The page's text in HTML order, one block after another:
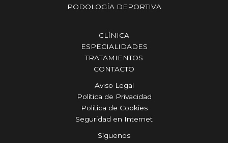
PODOLOGÍA DEPORTIVA
CLÍNICA
ESPECIALIDADES
TRATAMIENTOS
CONTACTO
Aviso Legal
Política de Privacidad
Política de Cookies
Seguridad en Internet
Síguenos